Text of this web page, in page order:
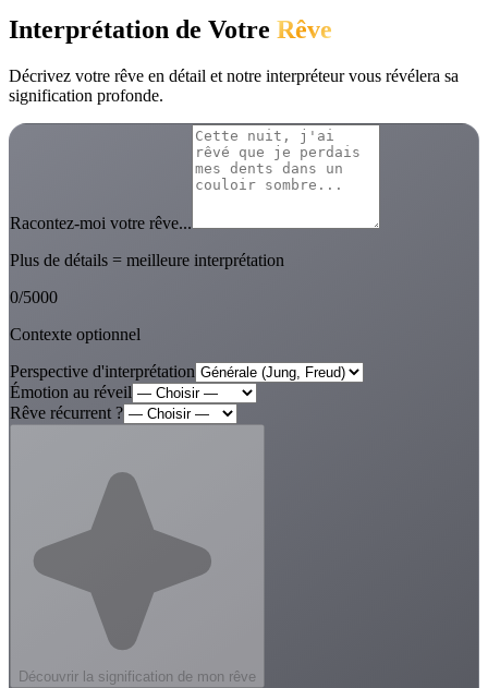
Interprétation de Votre Rêve
Décrivez votre rêve en détail et notre interpréteur vous révélera sa
signification profonde.
Racontez-moi votre rêve...
Plus de détails = meilleure interprétation
0/5000
Contexte optionnel
Perspective d'interprétation
Émotion au réveil
Rêve récurrent ?
Découvrir la signification de mon rêve